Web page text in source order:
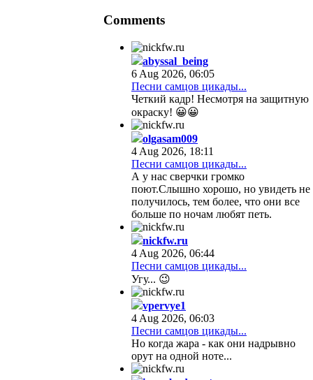
Comments
abyssal_being
6 Aug 2026, 06:05
Песни самцов цикады...
Четкий кадр! Несмотря на защитную
окраску! 😀😀
olgasam009
4 Aug 2026, 18:11
Песни самцов цикады...
А у нас сверчки громко
поют.Слышно хорошо, но увидеть не
получилось, тем более, что они все
больше по ночам любят петь.
nickfw.ru
4 Aug 2026, 06:44
Песни самцов цикады...
Угу... 😉
vpervye1
4 Aug 2026, 06:03
Песни самцов цикады...
Но когда жара - как они надрывно
орут на одной ноте...